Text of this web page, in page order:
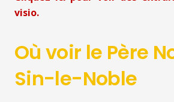
visio.
Où voir le Père
Sin-le-Noble